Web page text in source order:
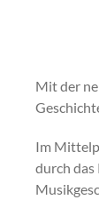
Mit der
Im
durch das